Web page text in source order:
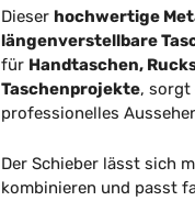
Dieser hochwertige
längenverstellbare
für Handtaschen,
Taschenprojekte, sorgt
professionelles
Der Schieber lässt sich
kombinieren und passt